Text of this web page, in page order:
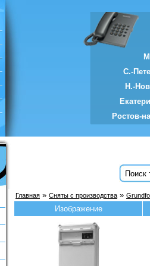
С.-
Н.-
Ростов-
Главная » Сняты с производства »
Изображение